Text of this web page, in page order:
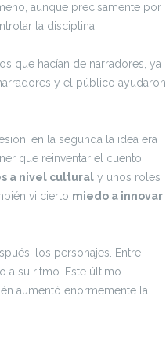
aunque precisamente por
la disciplina.
que hacían de narradores, ya
y el público ayudaron
en la segunda la idea era
que reinventar el cuento
a nivel cultural y unos roles
vi cierto miedo a innovar
los personajes. Entre
a su ritmo. Este último
aumentó enormemente la